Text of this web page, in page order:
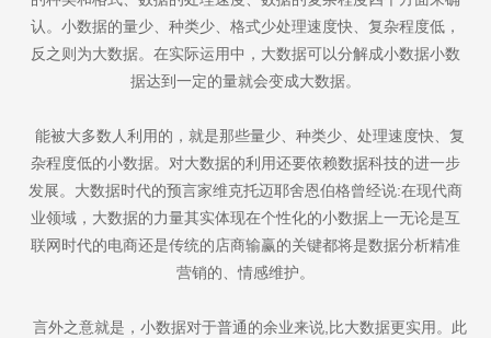
认。小数据的量少、种类少、格式少处理速度快、复杂程度低，
反之则为大数据。在实际运用中，大数据可以分解成小数据小数
据达到一定的量就会变成大数据。
能被大多数人利用的，就是那些量少、种类少、处理速度快、复
杂程度低的小数据。对大数据的利用还要依赖数据科技的进一步
发展。大数据时代的预言家维克托迈耶舍恩伯格曾经说:在现代商
业领域，大数据的力量其实体现在个性化的小数据上一无论是互
联网时代的电商还是传统的店商输赢的关键都将是数据分析精准
营销的、情感维护。
言外之意就是，小数据对于普通的余业来说,比大数据更实用。此